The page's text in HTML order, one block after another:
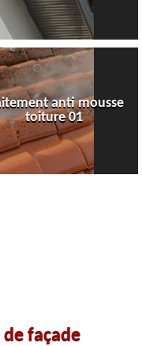
anti mousse
toiture 01
façade